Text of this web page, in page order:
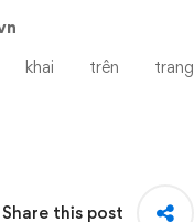
khai trên trang
Share this post